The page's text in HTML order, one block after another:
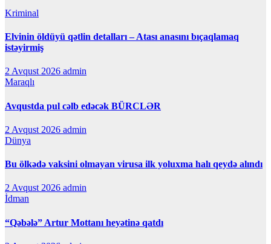
Kriminal
Elvinin öldüyü qətlin detalları – Atası anasını bıçaqlamaq
istəyirmiş
2 Avqust 2026 admin
Maraqlı
Avqustda pul cəlb edəcək BÜRCLƏR
2 Avqust 2026 admin
Dünya
Bu ölkədə vaksini olmayan virusa ilk yoluxma halı qeydə alındı
2 Avqust 2026 admin
İdman
“Qəbələ” Artur Mottanı heyətinə qatdı